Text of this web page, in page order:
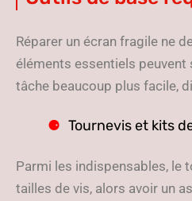
Réparer un écran fragile ne
éléments essentiels peuvent
tâche beaucoup plus facile,
Tournevis et kits
Parmi les indispensables, le
tailles de vis, alors avoir un